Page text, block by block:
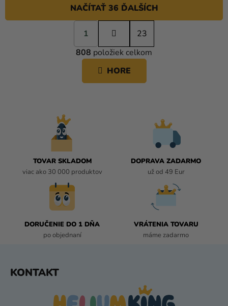
O
V
L
Á
NAČÍTAŤ 36 ĎALŠÍCH
S
t
r
á
k
o
1
23
808 položiek celkom
HORE
TOVAR SKLADOM
viac ako 30 000 produktov
DOPRAVA ZADARMO
už od 49 Eur
DORUČENIE DO 1 DŇA
po objednaní
VRÁTENIA TOVARU
máme zadarmo
KONTAKT